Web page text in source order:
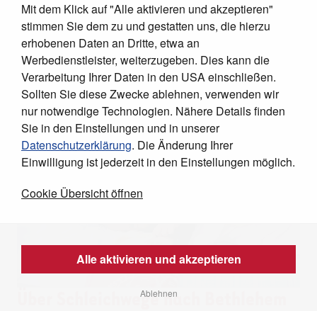
JETZT SPENDEN
Über Schleichwege nach Bethlehem
Mit dem Klick auf "Alle aktivieren und akzeptieren"
stimmen Sie dem zu und gestatten uns, die hierzu
erhobenen Daten an Dritte, etwa an
Werbedienstleister, weiterzugeben. Dies kann die
Verarbeitung Ihrer Daten in den USA einschließen.
Sollten Sie diese Zwecke ablehnen, verwenden wir
nur notwendige Technologien. Nähere Details finden
Sie in den Einstellungen und in unserer
Datenschutzerklärung. Die Änderung Ihrer
Einwilligung ist jederzeit in den Einstellungen möglich.
Cookie Übersicht öffnen
Ablehnen
Alle aktivieren und akzeptieren